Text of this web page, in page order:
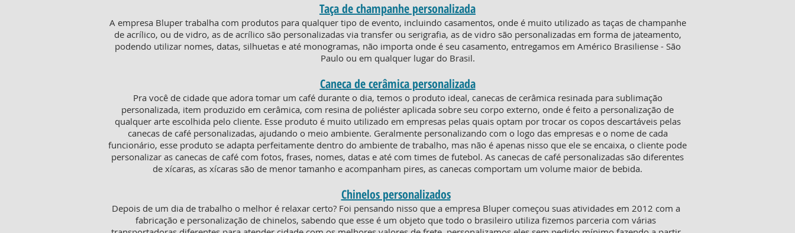
Taça de champanhe personalizada
A empresa Bluper trabalha com produtos para qualquer tipo de evento, incluindo casamentos, onde é muito utilizado as taças de champanhe
de acrílico, ou de vidro, as de acrílico são personalizadas via transfer ou serigrafia, as de vidro são personalizadas em forma de jateamento,
podendo utilizar nomes, datas, silhuetas e até monogramas, não importa onde é seu casamento, entregamos em Américo Brasiliense - São
Paulo ou em qualquer lugar do Brasil.
Caneca de cerâmica personalizada
Pra você de cidade que adora tomar um café durante o dia, temos o produto ideal, canecas de cerâmica resinada para sublimação
personalizada, item produzido em cerâmica, com resina de poliéster aplicada sobre seu corpo externo, onde é feito a personalização de
qualquer arte escolhida pelo cliente. Esse produto é muito utilizado em empresas pelas quais optam por trocar os copos descartáveis pelas
canecas de café personalizadas, ajudando o meio ambiente. Geralmente personalizando com o logo das empresas e o nome de cada
funcionário, esse produto se adapta perfeitamente dentro do ambiente de trabalho, mas não é apenas nisso que ele se encaixa, o cliente pode
personalizar as canecas de café com fotos, frases, nomes, datas e até com times de futebol. As canecas de café personalizadas são diferentes
de xícaras, as xícaras são de menor tamanho e acompanham pires, as canecas comportam um volume maior de bebida.
Chinelos personalizados
Depois de um dia de trabalho o melhor é relaxar certo? Foi pensando nisso que a empresa Bluper começou suas atividades em 2012 com a
fabricação e personalização de chinelos, sabendo que esse é um objeto que todo o brasileiro utiliza fizemos parceria com várias